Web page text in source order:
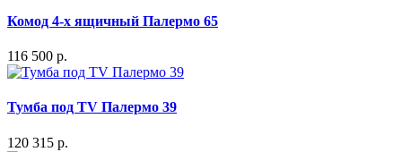
Комод 4-х ящичный Палермо 65
116 500 р.
Тумба под TV Палермо 39
120 315 р.